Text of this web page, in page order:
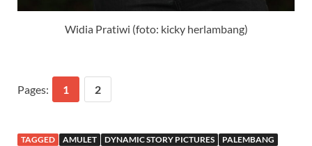
Widia Pratiwi (foto: kicky herlambang)
Pages: 1 2
TAGGED AMULET DYNAMIC STORY PICTURES
PALEMBANG